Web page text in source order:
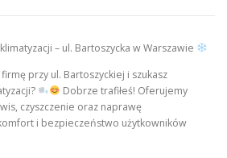
– ul. Bartoszycka w Warszawie
przy ul. Bartoszyckiej i szukasz
Dobrze trafiłeś! Oferujemy
czyszczenie oraz naprawę
i bezpieczeństwo użytkowników